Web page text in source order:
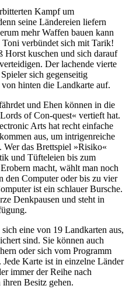
Kampf um
seine Ländereien liefern
mehr Waffen bauen kann
verbündet sich mit Tarik!
Horst kuschen und sich darauf
Der lachende vierte
sich gegenseitig
hinten die Landkarte auf.
und Ehen können in die
of Con-quest« vertieft hat.
Arts hat recht einfache
aus, um intrigenreiche
Wer das Brettspiel »Risiko«
und Tüfteleien bis zum
macht, wählt man noch
den Computer oder bis zu vier
ist ein schlauer Bursche.
Denkpausen und steht in
eine von 19 Landkarten aus,
sind. Sie können auch
oder sich vom Programm
Karte ist in einzelne Länder
immer der Reihe nach
Besitz gehen.